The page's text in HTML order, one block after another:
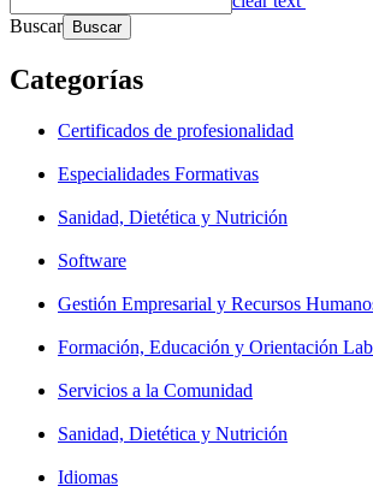
Buscar
Categorías
Certificados de profesionalidad
Especialidades Formativas
Sanidad, Dietética y Nutrición
Software
Gestión Empresarial y Recursos
Formación, Educación y Orientación
Servicios a la Comunidad
Sanidad, Dietética y Nutrición
Idiomas